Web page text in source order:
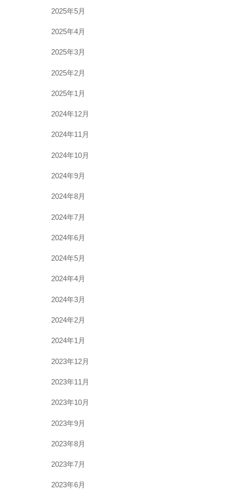
2025年5月
2025年4月
2025年3月
2025年2月
2025年1月
2024年12月
2024年11月
2024年10月
2024年9月
2024年8月
2024年7月
2024年6月
2024年5月
2024年4月
2024年3月
2024年2月
2024年1月
2023年12月
2023年11月
2023年10月
2023年9月
2023年8月
2023年7月
2023年6月